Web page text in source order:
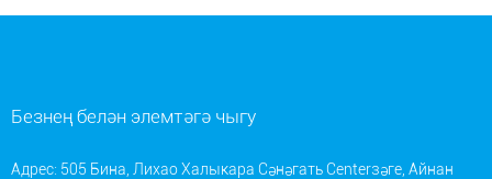
Безнең белән элемтәгә чыгу
Адрес: 505 Бина, Лихао Халыкара Сәнәгать Centerзәге, Айнан